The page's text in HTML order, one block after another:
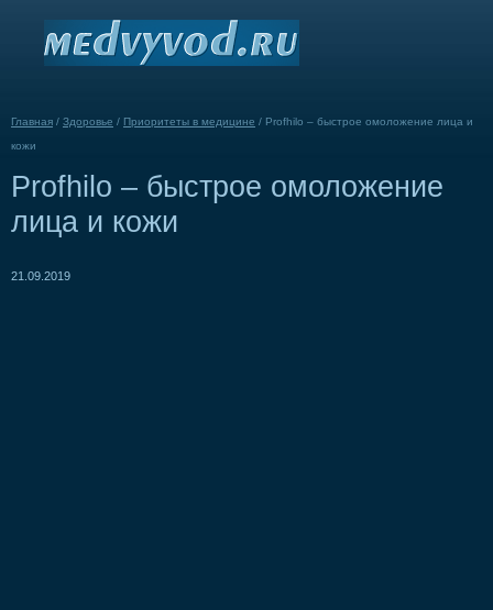
Главная / Здоровье / Приоритеты в медицине / Profhilo – быстрое омоложение лица и
кожи
Profhilo – быстрое омоложение
лица и кожи
21.09.2019